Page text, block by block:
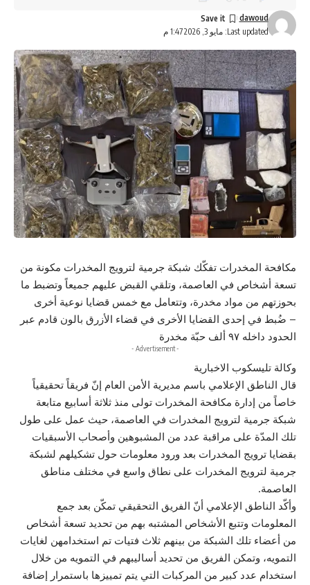
Last updated: مايو 3, 2026 1:47 م
dawoud
مكافحة المخدرات تفكّك شبكة جرمية لترويج المخدرات مكونة من
تسعة أشخاص في العاصمة، وتلقي القبض عليهم جميعاً وتضبط ما
بحوزتهم من مواد مخدرة، وتتعامل مع خمس قضايا نوعية أخرى
– ضُبط في إحدى القضايا الأخرى في قضاء الأزرق بالون قادم عبر
الحدود داخله ٩٧ ألف حبّة مخدرة
- Advertisement -
وكالة تليسكوب الاخبارية
قال الناطق الإعلامي باسم مديرية الأمن العام إنّ فريقاً تحقيقياً
خاصاً من إدارة مكافحة المخدرات تولى منذ ثلاثة أسابيع متابعة
شبكة جرمية لترويج المخدرات في العاصمة، حيث عمل على طول
تلك المدّة على مراقبة عدد من المشبوهين وأصحاب الأسبقيات
بقضايا ترويج المخدرات بعد ورود معلومات حول تشكيلهم لشبكة
جرمية لترويج المخدرات على نطاق واسع في مختلف مناطق
العاصمة.
وأكّد الناطق الإعلامي أنّ الفريق التحقيقي تمكّن بعد جمع
المعلومات وتتبع الأشخاص المشتبه بهم من تحديد تسعة أشخاص
من أعضاء تلك الشبكة من بينهم ثلاث فتيات تم استخدامهن لغايات
التمويه، وتمكن الفريق من تحديد أساليبهم في التمويه من خلال
استخدام عدد كبير من المركبات التي يتم تمييزها باستمرار إضافة